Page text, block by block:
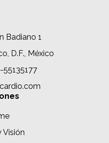
Badiano 1
D.F., México
55135177
Visión